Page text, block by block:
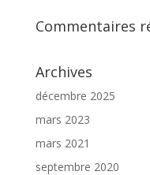
Commentaires
Archives
décembre 2025
mars 2023
mars 2021
septembre 2020